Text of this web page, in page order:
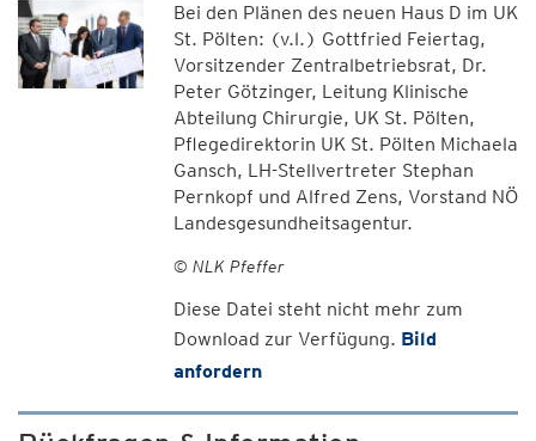
Bei den Plänen des neuen Haus D im UK
St. Pölten: (v.l.) Gottfried Feiertag,
Vorsitzender Zentralbetriebsrat, Dr.
Peter Götzinger, Leitung Klinische
Abteilung Chirurgie, UK St. Pölten,
Pflegedirektorin UK St. Pölten Michaela
Gansch, LH-Stellvertreter Stephan
Pernkopf und Alfred Zens, Vorstand NÖ
Landesgesundheitsagentur.
© NLK Pfeffer
Diese Datei steht nicht mehr zum
Download zur Verfügung. Bild
anfordern